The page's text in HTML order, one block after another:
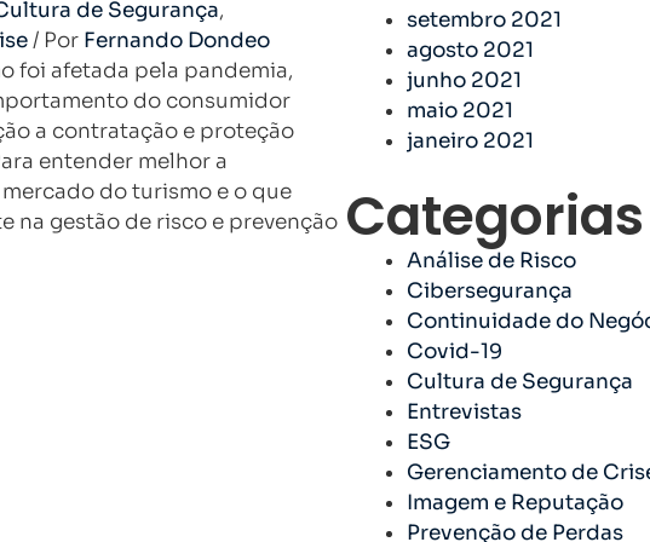
de Segurança,
/ Por Fernando Dondeo
foi afetada pela pandemia,
do consumidor
a contratação e proteção
entender melhor a
do turismo e o que
na gestão de risco e prevenção
setembro 2021
agosto 2021
junho 2021
maio 2021
janeiro 2021
Categorias
Análise de Risco
Cibersegurança
Continuidade do
Covid-19
Cultura de Segurança
Entrevistas
ESG
Gerenciamento de
Imagem e Reputação
Prevenção de Perdas